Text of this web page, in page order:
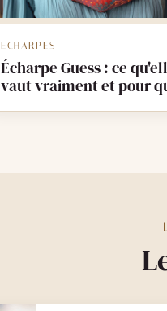
ECHARPES
Écharpe Guess : ce
vaut vraiment et pour